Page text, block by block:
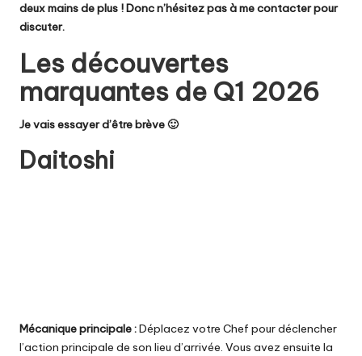
deux mains de plus ! Donc n’hésitez pas à me contacter pour
discuter.
Les découvertes
marquantes de Q1 2026
Je vais essayer d’être brève 🙂
Daitoshi
Mécanique principale :Déplacez votre Chef pour déclencher
l’action principale de son lieu d’arrivée. Vous avez ensuite la